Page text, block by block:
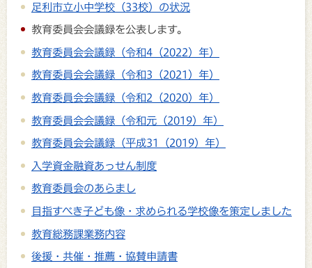
足利市立小中学校（33校）の状況
教育委員会会議録を公表します。
教育委員会会議録（令和4（2022）年）
教育委員会会議録（令和3（2021）年）
教育委員会会議録（令和2（2020）年）
教育委員会会議録（令和元（2019）年）
教育委員会会議録（平成31（2019）年）
入学資金融資あっせん制度
教育委員会のあらまし
目指すべき子ども像・求められる学校像を策定しました
教育総務課業務内容
後援・共催・推薦・協賛申請書